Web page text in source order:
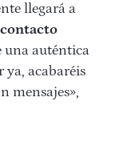
llegará a
una auténtica
ya, acabaréis
mensajes»,